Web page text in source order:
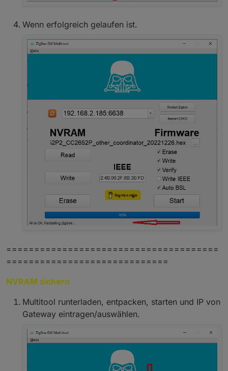
Wenn erfolgreich gelaufen ist.
======================================
=============================
NVRAM sichern
Multitool runterladen, entpacken, starten und IP von
Gateway eintragen/auswählen.